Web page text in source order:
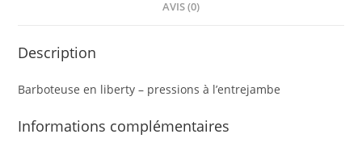
AVIS (0)
Description
Barboteuse en liberty – pressions à l’entrejambe
Informations complémentaires